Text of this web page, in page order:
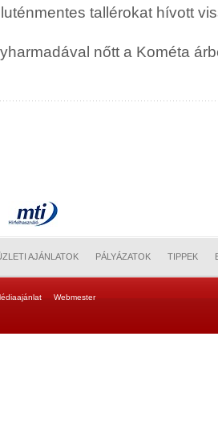
tallérokat hívott
nőtt a Kométa
AJÁNLATOK PÁLYÁZATOK TIPPEK
Webmester